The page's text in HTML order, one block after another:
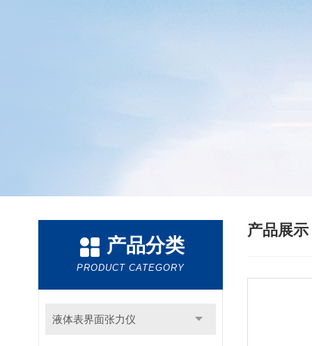
产品分类
PRODUCT CATEGORY
液体表界面张力仪
产品展示